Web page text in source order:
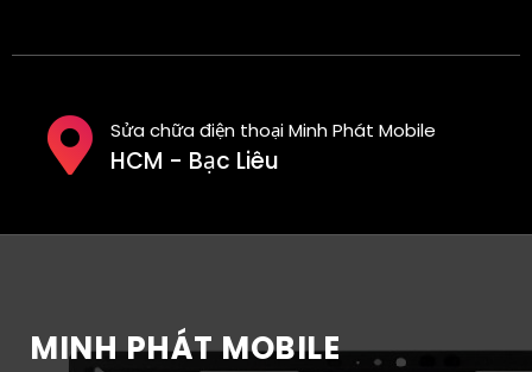
Sửa chữa điện thoại Minh Phát Mobile
HCM - Bạc Liêu
MINH PHÁT MOBILE